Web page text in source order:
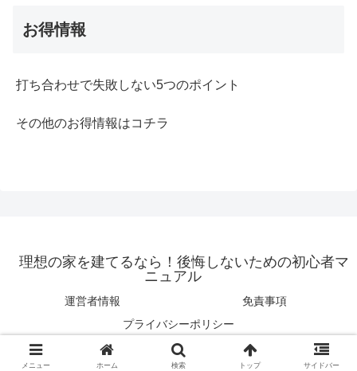
お得情報
打ち合わせで失敗しない5つのポイント
その他のお得情報はコチラ
理想の家を建てるなら！後悔しないための初心者マ
ニュアル
運営者情報
免責事項
プライバシーポリシー
© 2016 理想の家を建てるなら！後悔しないための初心者マニュアル.
メニュー ホーム 検索 トップ サイドバー